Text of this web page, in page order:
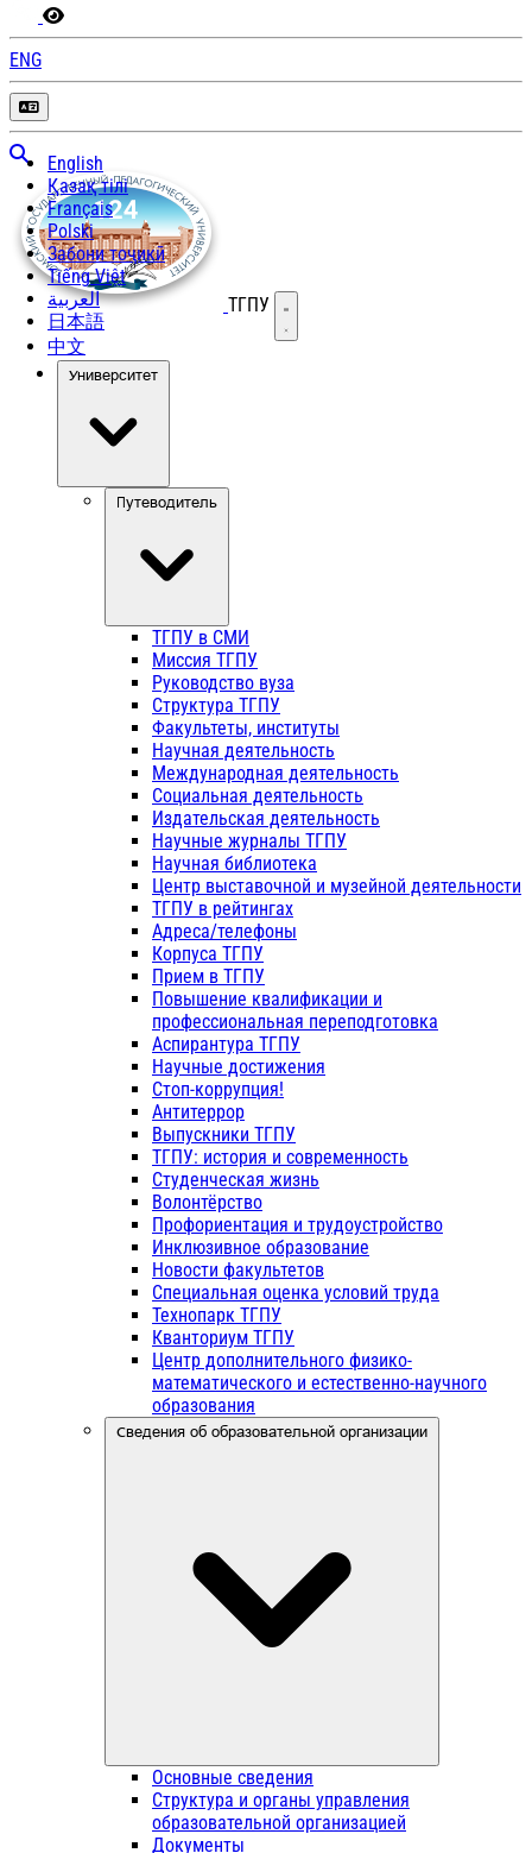
ENG
English
Қазақ тілі
Français
Polski
Забони тоҷикӣ
Tiếng Việt
العربية
日本語
中文
ТГПУ Открыть меню
Университет
Путеводитель
ТГПУ в СМИ
Миссия ТГПУ
Руководство вуза
Структура ТГПУ
Факультеты, институты
Научная деятельность
Международная деятельность
Социальная деятельность
Издательская деятельность
Научные журналы ТГПУ
Научная библиотека
Центр выставочной и музейной деятельности
ТГПУ в рейтингах
Адреса/телефоны
Корпуса ТГПУ
Прием в ТГПУ
Повышение квалификации и
профессиональная переподготовка
Аспирантура ТГПУ
Научные достижения
Стоп-коррупция!
Антитеррор
Выпускники ТГПУ
ТГПУ: история и современность
Студенческая жизнь
Волонтёрство
Профориентация и трудоустройство
Инклюзивное образование
Новости факультетов
Специальная оценка условий труда
Технопарк ТГПУ
Кванториум ТГПУ
Центр дополнительного физико-
математического и естественно-научного
образования
Сведения об образовательной организации
Основные сведения
Структура и органы управления
образовательной организацией
Документы